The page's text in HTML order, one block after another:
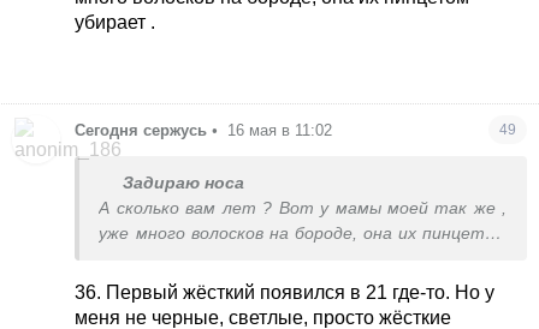
убирает .
Сегодня сержусь • 16 мая в 11:02 49
Задираю носа
А сколько вам лет ? Вот у мамы моей так же ,
уже много волосков на бороде, она их пинцетом
36. Первый жёсткий появился в 21 где-то. Но у
меня не черные, светлые, просто жёсткие